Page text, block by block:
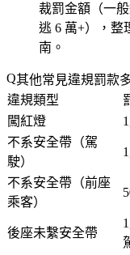
裁罰金額（一
逃 6 萬+），整
南。
其他常見違規罰款
違規類型
闖紅燈
不系安全帶（駕
駛）
不系安全帶（前座
乘客）
後座未繫安全帶